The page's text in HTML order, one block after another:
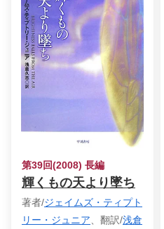
第39回(2008) 長編
輝くもの天より墜ち
著者/ジェイムズ・ティプト
リー・ジュニア 、翻訳/浅倉